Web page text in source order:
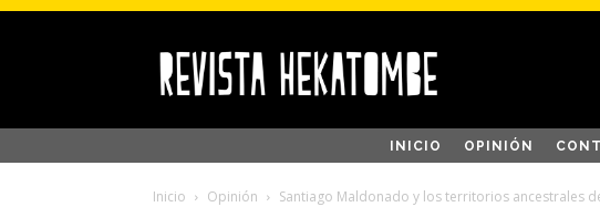
INICIO OPINIÓN
Inicio Opinión Santiago Maldonado y los territorios ancestrales